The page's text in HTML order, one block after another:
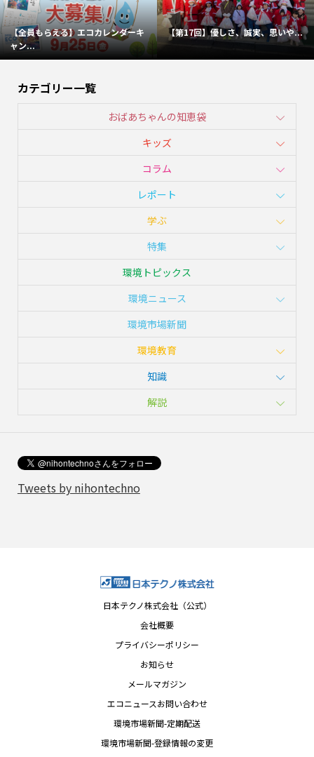
【全員もらえる】エコカレンダーキ
ャン...
【第17回】優しさ、誠実、思いや...
カテゴリー一覧
おばあちゃんの知恵袋
キッズ
コラム
レポート
学ぶ
特集
環境トピックス
環境ニュース
環境市場新聞
環境教育
知識
解説
Tweets by nihontechno
日本テクノ株式会社（公式）
会社概要
プライバシーポリシー
お知らせ
メールマガジン
エコニュースお問い合わせ
環境市場新聞-定期配送
環境市場新聞-登録情報の変更